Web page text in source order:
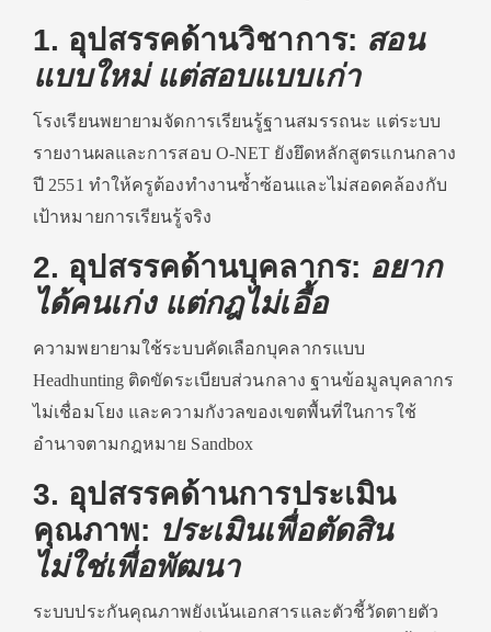
1. อุปสรรคด้านวิชาการ: สอน
แบบใหม่ แต่สอบแบบเก่า
โรงเรียนพยายามจัดการเรียนรู้ฐานสมรรถนะ แต่ระบบ
รายงานผลและการสอบ O-NET ยังยึดหลักสูตรแกนกลาง
ปี 2551 ทำให้ครูต้องทำงานซ้ำซ้อนและไม่สอดคล้องกับ
เป้าหมายการเรียนรู้จริง
2. อุปสรรคด้านบุคลากร: อยาก
ได้คนเก่ง แต่กฎไม่เอื้อ
ความพยายามใช้ระบบคัดเลือกบุคลากรแบบ
Headhunting ติดขัดระเบียบส่วนกลาง ฐานข้อมูลบุคลากร
ไม่เชื่อมโยง และความกังวลของเขตพื้นที่ในการใช้
อำนาจตามกฎหมาย Sandbox
3. อุปสรรคด้านการประเมิน
คุณภาพ: ประเมินเพื่อตัดสิน
ไม่ใช่เพื่อพัฒนา
ระบบประกันคุณภาพยังเน้นเอกสารและตัวชี้วัดตายตัว